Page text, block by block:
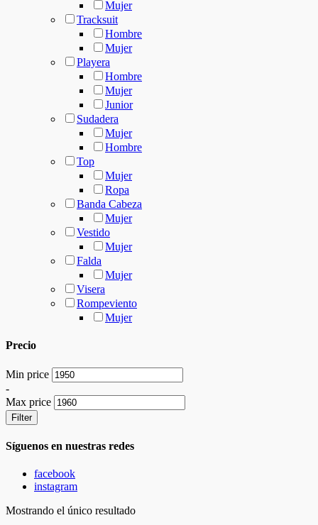
Mujer
Tracksuit
Hombre
Mujer
Playera
Hombre
Mujer
Junior
Sudadera
Mujer
Hombre
Top
Mujer
Ropa
Banda Cabeza
Mujer
Vestido
Mujer
Falda
Mujer
Visera
Rompeviento
Mujer
Precio
Min price
-
Max price
Filter
Síguenos en nuestras redes
facebook
instagram
Mostrando el único resultado